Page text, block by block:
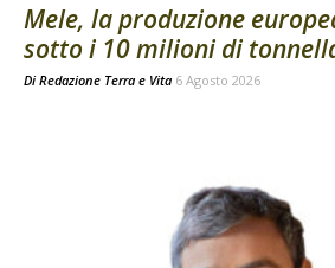
Mele, la produzione
sotto i 10 milioni di
Di Redazione Terra e Vita 6 Agosto 2026